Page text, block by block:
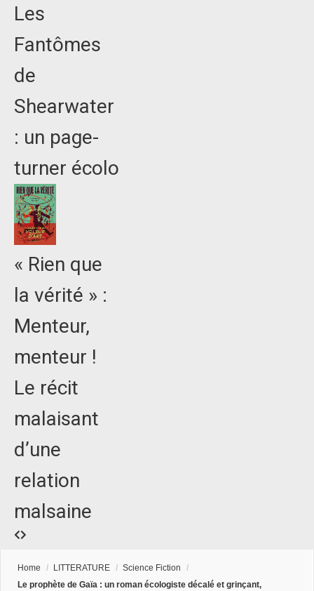
Les
Fantômes
de
Shearwater
: un page-
turner écolo
« Rien que
la vérité » :
Menteur,
menteur !
Le récit
malaisant
d’une
relation
malsaine
Home / LITTERATURE / Science Fiction
/
Le prophète de Gaïa : un roman écologiste décalé et grinçant,